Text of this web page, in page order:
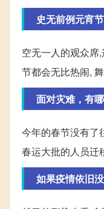
史无前例元宵
空无一人的观众席
节都会无比热闹,
面对灾难，有
今年的春节没有了
春运大批的人员迁
如果疫情依旧